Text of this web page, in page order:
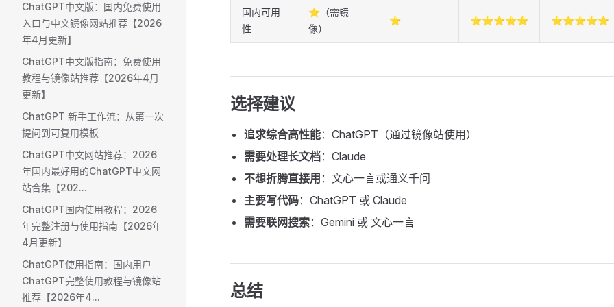
ChatGPT中文版：国内免费使用
入口与中文镜像网站推荐【2026
年4月更新】
ChatGPT中文版指南：免费使用
教程与镜像站推荐【2026年4月
更新】
ChatGPT 新手工作流：从第一次
提问到可复用模板
ChatGPT中文网站推荐：2026
年国内最好用的ChatGPT中文网
站合集【202...
ChatGPT国内使用教程：2026
年完整注册与使用指南【2026年
4月更新】
ChatGPT使用指南：国内用户
ChatGPT完整使用教程与镜像站
推荐【2026年4...
国内可用
性
⭐（需镜
像）
⭐ ⭐⭐⭐⭐⭐ ⭐⭐⭐⭐⭐
选择建议
追求综合高性能：ChatGPT（通过镜像站使用）
需要处理长文档：Claude
不想折腾直接用 ：文心一言或通义千问
主要写代码：ChatGPT 或 Claude
需要联网搜索：Gemini 或 文心一言
总结